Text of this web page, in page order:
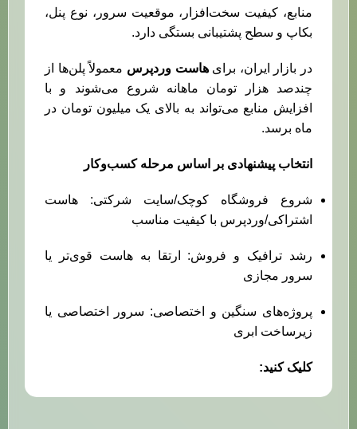
منابع، کیفیت سخت‌افزار، موقعیت سرور، نوع پنل،
بکاپ و سطح پشتیبانی بستگی دارد.
در بازار ایران، برایهاست وردپرس معمولاً پلن‌ها از
چندصد هزار تومان ماهانه شروع می‌شوند و با
افزایش منابع می‌تواند به بالای یک میلیون تومان در
ماه برسد.
انتخاب پیشنهادی بر اساس مرحله کسب‌وکار
شروع فروشگاه کوچک/سایت شرکتی: هاست
اشتراکی/وردپرس با کیفیت مناسب
رشد ترافیک و فروش: ارتقا به هاست قوی‌تر یا
سرور مجازی
پروژه‌های سنگین و اختصاصی: سرور اختصاصی یا
زیرساخت ابری
کلیک کنید: